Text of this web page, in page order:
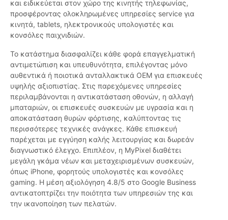
και ειδικεύεται στον χώρο της κινητής τηλεφωνίας,
προσφέροντας ολοκληρωμένες υπηρεσίες service για
κινητά, tablets, ηλεκτρονικούς υπολογιστές και
κονσόλες παιχνιδιών.
Το κατάστημα διασφαλίζει κάθε φορά επαγγελματική
αντιμετώπιση και υπευθυνότητα, επιλέγοντας μόνο
αυθεντικά ή ποιοτικά ανταλλακτικά ΟΕΜ για επισκευές
υψηλής αξιοπιστίας. Στις παρεχόμενες υπηρεσίες
περιλαμβάνονται η αντικατάσταση οθονών, η αλλαγή
μπαταριών, οι επισκευές συσκευών με υγρασία και η
αποκατάσταση θυρών φόρτισης, καλύπτοντας τις
περισσότερες τεχνικές ανάγκες. Κάθε επισκευή
παρέχεται με εγγύηση καλής λειτουργίας και δωρεάν
διαγνωστικό έλεγχο. Επιπλέον, η MyPixel διαθέτει
μεγάλη γκάμα νέων και μεταχειρισμένων συσκευών,
όπως iPhone, φορητούς υπολογιστές και κονσόλες
gaming. Η μέση αξιολόγηση 4.8/5 στο Google Business
αντικατοπτρίζει την ποιότητα των υπηρεσιών της και
την ικανοποίηση των πελατών.